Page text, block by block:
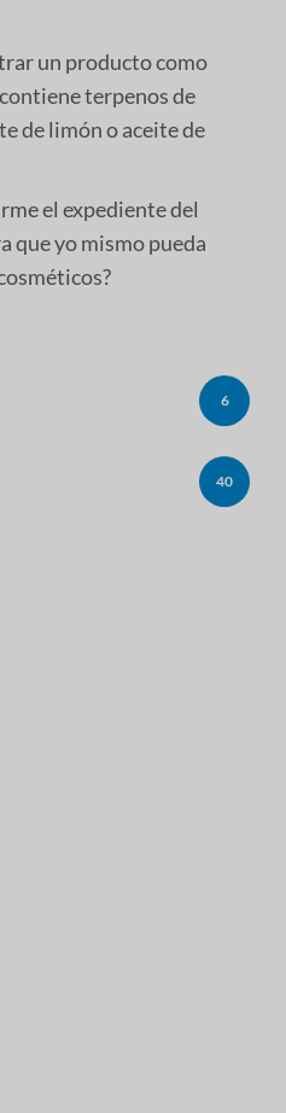
un producto como
terpenos de
de limón o aceite de
el expediente del
que yo mismo pueda
6
40